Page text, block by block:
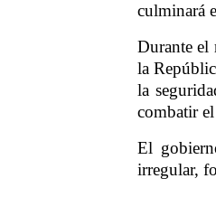
culminará
Durante el
la
la
combatir
El
irregular,